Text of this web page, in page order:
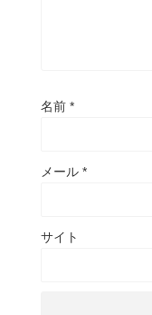
名前 *
メール *
サイト